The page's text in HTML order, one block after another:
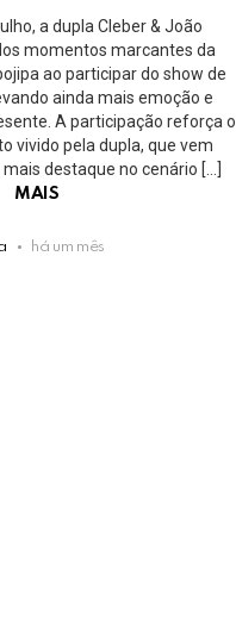
a dupla Cleber & João
momentos marcantes da
ao participar do show de
ainda mais emoção e
A participação reforça o
vivido pela dupla, que vem
destaque no cenário […]
MAIS
há um mês